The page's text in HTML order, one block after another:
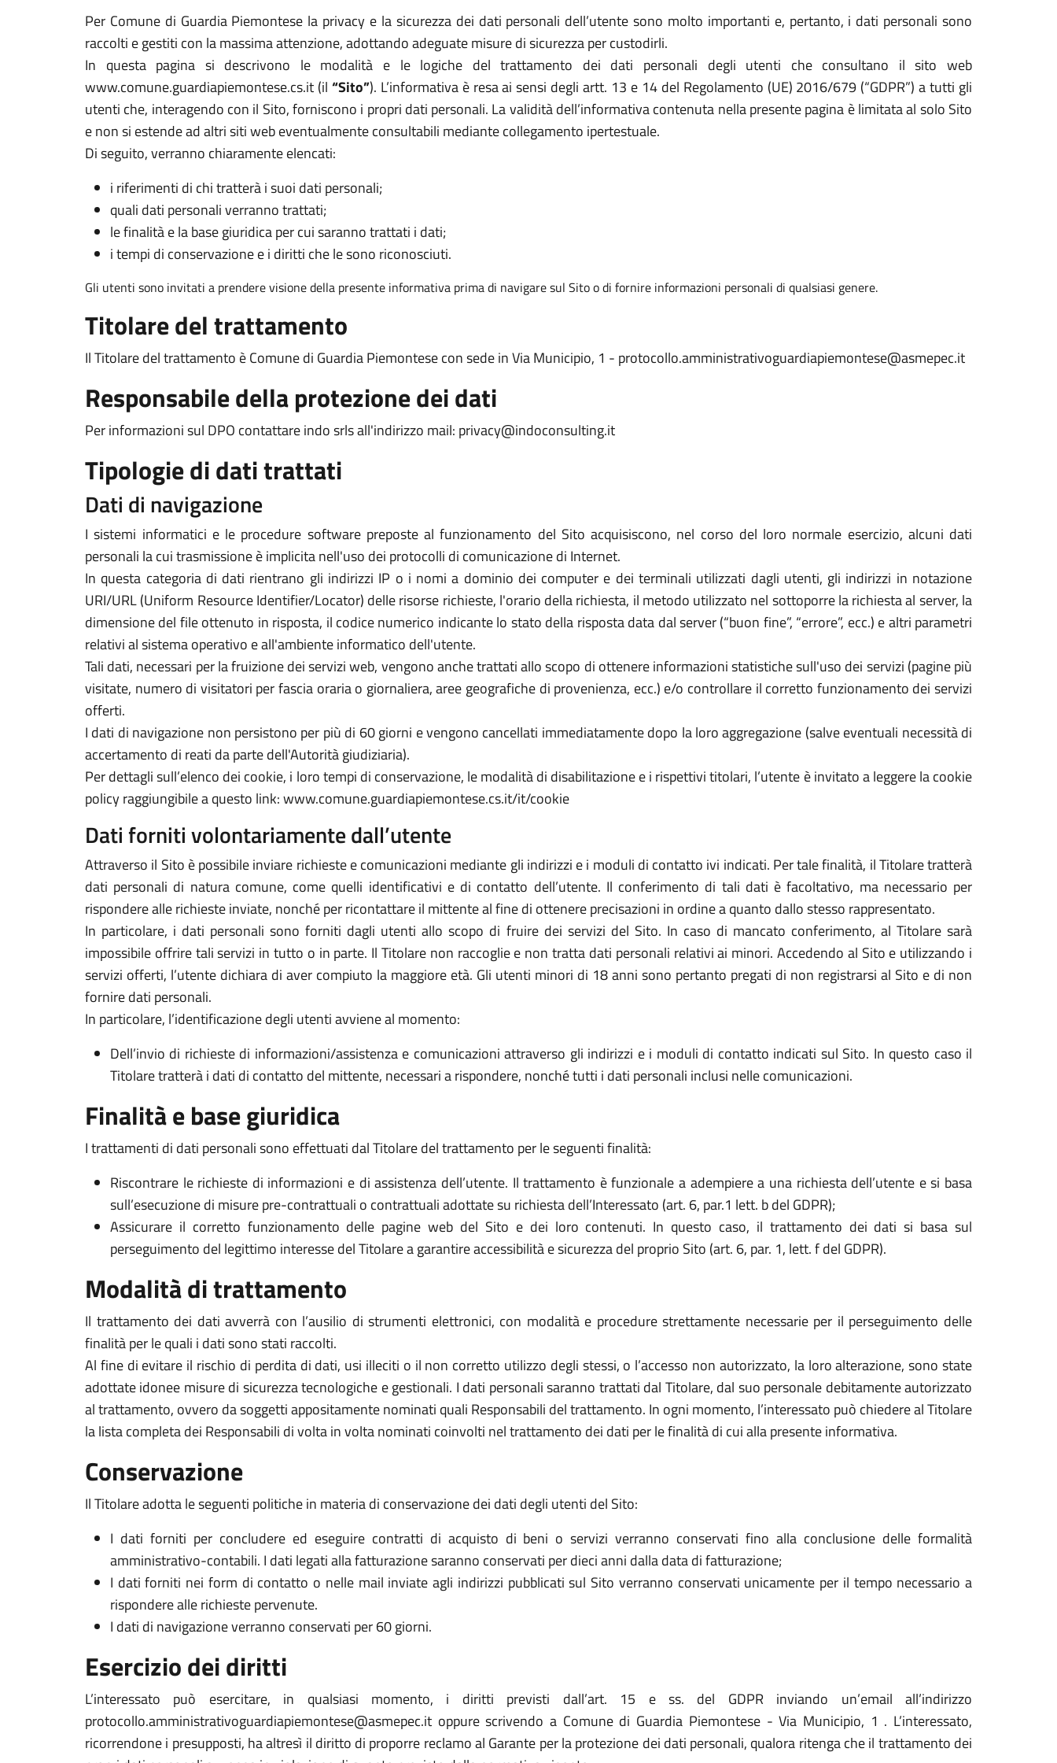
Per Comune di Guardia Piemontese la privacy e la sicurezza dei dati personali dell’utente sono molto importanti e, pertanto, i dati personali sono
raccolti e gestiti con la massima attenzione, adottando adeguate misure di sicurezza per custodirli.
In questa pagina si descrivono le modalità e le logiche del trattamento dei dati personali degli utenti che consultano il sito web
www.comune.guardiapiemontese.cs.it (il “Sito”). L’informativa è resa ai sensi degli artt. 13 e 14 del Regolamento (UE) 2016/679 (“GDPR”) a tutti gli
utenti che, interagendo con il Sito, forniscono i propri dati personali. La validità dell’informativa contenuta nella presente pagina è limitata al solo Sito
e non si estende ad altri siti web eventualmente consultabili mediante collegamento ipertestuale.
Di seguito, verranno chiaramente elencati:
i riferimenti di chi tratterà i suoi dati personali;
quali dati personali verranno trattati;
le finalità e la base giuridica per cui saranno trattati i dati;
i tempi di conservazione e i diritti che le sono riconosciuti.
Gli utenti sono invitati a prendere visione della presente informativa prima di navigare sul Sito o di fornire informazioni personali di qualsiasi genere.
Titolare del trattamento
Il Titolare del trattamento è Comune di Guardia Piemontese con sede in Via Municipio, 1 - protocollo.amministrativoguardiapiemontese@asmepec.it
Responsabile della protezione dei dati
Per informazioni sul DPO contattare indo srls all'indirizzo mail: privacy@indoconsulting.it
Tipologie di dati trattati
Dati di navigazione
I sistemi informatici e le procedure software preposte al funzionamento del Sito acquisiscono, nel corso del loro normale esercizio, alcuni dati
personali la cui trasmissione è implicita nell'uso dei protocolli di comunicazione di Internet.
In questa categoria di dati rientrano gli indirizzi IP o i nomi a dominio dei computer e dei terminali utilizzati dagli utenti, gli indirizzi in notazione
URI/URL (Uniform Resource Identifier/Locator) delle risorse richieste, l'orario della richiesta, il metodo utilizzato nel sottoporre la richiesta al server, la
dimensione del file ottenuto in risposta, il codice numerico indicante lo stato della risposta data dal server (“buon fine”, “errore”, ecc.) e altri parametri
relativi al sistema operativo e all'ambiente informatico dell'utente.
Tali dati, necessari per la fruizione dei servizi web, vengono anche trattati allo scopo di ottenere informazioni statistiche sull'uso dei servizi (pagine più
visitate, numero di visitatori per fascia oraria o giornaliera, aree geografiche di provenienza, ecc.) e/o controllare il corretto funzionamento dei servizi
offerti.
I dati di navigazione non persistono per più di 60 giorni e vengono cancellati immediatamente dopo la loro aggregazione (salve eventuali necessità di
accertamento di reati da parte dell'Autorità giudiziaria).
Per dettagli sull’elenco dei cookie, i loro tempi di conservazione, le modalità di disabilitazione e i rispettivi titolari, l’utente è invitato a leggere la cookie
policy raggiungibile a questo link: www.comune.guardiapiemontese.cs.it/it/cookie
Dati forniti volontariamente dall’utente
Attraverso il Sito è possibile inviare richieste e comunicazioni mediante gli indirizzi e i moduli di contatto ivi indicati. Per tale finalità, il Titolare tratterà
dati personali di natura comune, come quelli identificativi e di contatto dell’utente. Il conferimento di tali dati è facoltativo, ma necessario per
rispondere alle richieste inviate, nonché per ricontattare il mittente al fine di ottenere precisazioni in ordine a quanto dallo stesso rappresentato.
In particolare, i dati personali sono forniti dagli utenti allo scopo di fruire dei servizi del Sito. In caso di mancato conferimento, al Titolare sarà
impossibile offrire tali servizi in tutto o in parte. Il Titolare non raccoglie e non tratta dati personali relativi ai minori. Accedendo al Sito e utilizzando i
servizi offerti, l’utente dichiara di aver compiuto la maggiore età. Gli utenti minori di 18 anni sono pertanto pregati di non registrarsi al Sito e di non
fornire dati personali.
In particolare, l’identificazione degli utenti avviene al momento:
Dell’invio di richieste di informazioni/assistenza e comunicazioni attraverso gli indirizzi e i moduli di contatto indicati sul Sito. In questo caso il
Titolare tratterà i dati di contatto del mittente, necessari a rispondere, nonché tutti i dati personali inclusi nelle comunicazioni.
Finalità e base giuridica
I trattamenti di dati personali sono effettuati dal Titolare del trattamento per le seguenti finalità:
Riscontrare le richieste di informazioni e di assistenza dell’utente. Il trattamento è funzionale a adempiere a una richiesta dell’utente e si basa
sull’esecuzione di misure pre-contrattuali o contrattuali adottate su richiesta dell’Interessato (art. 6, par.1 lett. b del GDPR);
Assicurare il corretto funzionamento delle pagine web del Sito e dei loro contenuti. In questo caso, il trattamento dei dati si basa sul
perseguimento del legittimo interesse del Titolare a garantire accessibilità e sicurezza del proprio Sito (art. 6, par. 1, lett. f del GDPR).
Modalità di trattamento
Il trattamento dei dati avverrà con l’ausilio di strumenti elettronici, con modalità e procedure strettamente necessarie per il perseguimento delle
finalità per le quali i dati sono stati raccolti.
Al fine di evitare il rischio di perdita di dati, usi illeciti o il non corretto utilizzo degli stessi, o l’accesso non autorizzato, la loro alterazione, sono state
adottate idonee misure di sicurezza tecnologiche e gestionali. I dati personali saranno trattati dal Titolare, dal suo personale debitamente autorizzato
al trattamento, ovvero da soggetti appositamente nominati quali Responsabili del trattamento. In ogni momento, l’interessato può chiedere al Titolare
la lista completa dei Responsabili di volta in volta nominati coinvolti nel trattamento dei dati per le finalità di cui alla presente informativa.
Conservazione
Il Titolare adotta le seguenti politiche in materia di conservazione dei dati degli utenti del Sito:
I dati forniti per concludere ed eseguire contratti di acquisto di beni o servizi verranno conservati fino alla conclusione delle formalità
amministrativo-contabili. I dati legati alla fatturazione saranno conservati per dieci anni dalla data di fatturazione;
I dati forniti nei form di contatto o nelle mail inviate agli indirizzi pubblicati sul Sito verranno conservati unicamente per il tempo necessario a
rispondere alle richieste pervenute.
I dati di navigazione verranno conservati per 60 giorni.
Esercizio dei diritti
L’interessato può esercitare, in qualsiasi momento, i diritti previsti dall’art. 15 e ss. del GDPR inviando un’email all’indirizzo
protocollo.amministrativoguardiapiemontese@asmepec.it oppure scrivendo a Comune di Guardia Piemontese - Via Municipio, 1 . L’interessato,
ricorrendone i presupposti, ha altresì il diritto di proporre reclamo al Garante per la protezione dei dati personali, qualora ritenga che il trattamento dei